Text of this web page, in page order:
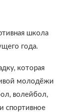
школа
года.
которая
молодёжи
волейбол,
спортивное